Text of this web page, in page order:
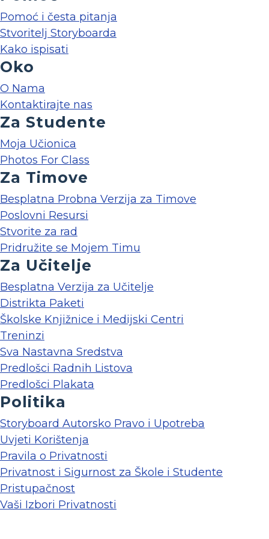
Pomoć i česta pitanja
Stvoritelj Storyboarda
Kako ispisati
Oko
O Nama
Kontaktirajte nas
Za Studente
Moja Učionica
Photos For Class
Za Timove
Besplatna Probna Verzija za Timove
Poslovni Resursi
Stvorite za rad
Pridružite se Mojem Timu
Za Učitelje
Besplatna Verzija za Učitelje
Distrikta Paketi
Školske Knjižnice i Medijski Centri
Treninzi
Sva Nastavna Sredstva
Predlošci Radnih Listova
Predlošci Plakata
Politika
Storyboard Autorsko Pravo i Upotreba
Uvjeti Korištenja
Pravila o Privatnosti
Privatnost i Sigurnost za Škole i Studente
Pristupačnost
Vaši Izbori Privatnosti